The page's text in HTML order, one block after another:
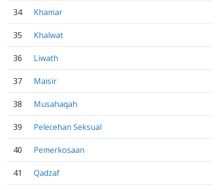
34 Khamar
35 Khalwat
36 Liwath
37 Maisir
38 Musahaqah
39 Pelecehan Seksual
40 Pemerkosaan
41 Qadzaf